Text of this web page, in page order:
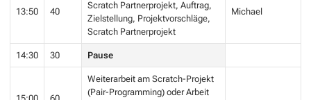
13:50 40
Scratch Partnerprojekt, Auftrag,
Zielstellung, Projektvorschläge,
Scratch Partnerprojekt
Michael
14:30 30 Pause
Weiterarbeit am Scratch-Projekt
(Pair-Programming) oder Arbeit